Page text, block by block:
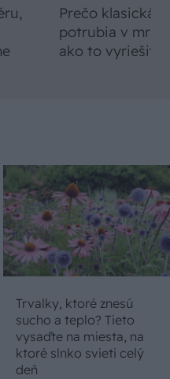
Prečo klasická
potrubia v
ako to vyriešiť
Trvalky, ktoré znesú
sucho a teplo? Tieto
vysaďte na miesta, na
ktoré slnko svieti celý
deň